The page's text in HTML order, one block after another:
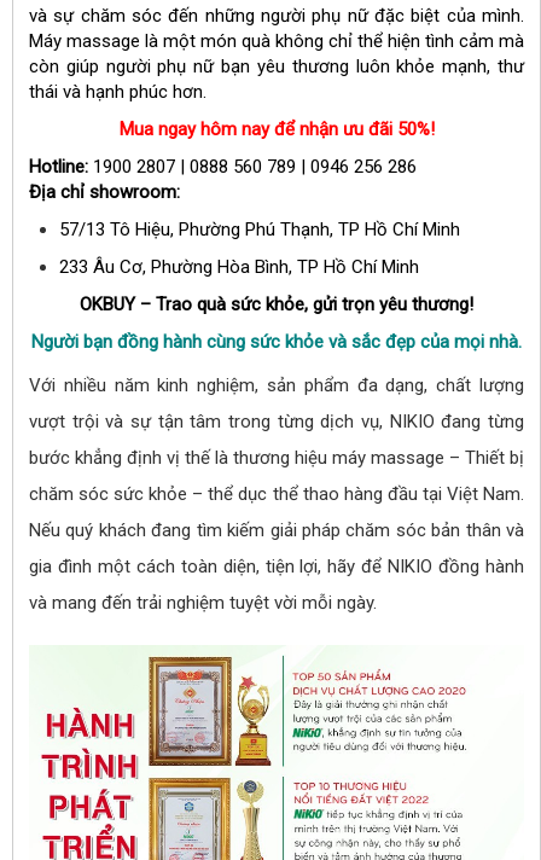
và sự chăm sóc đến những người phụ nữ đặc biệt của mình.
Máy massage là một món quà không chỉ thể hiện tình cảm mà
còn giúp người phụ nữ bạn yêu thương luôn khỏe mạnh, thư
thái và hạnh phúc hơn.
Mua ngay hôm nay để nhận ưu đãi 50%!
Hotline: 1900 2807 | 0888 560 789 | 0946 256 286
Địa chỉ showroom:
57/13 Tô Hiệu, Phường Phú Thạnh, TP Hồ Chí Minh
233 Âu Cơ, Phường Hòa Bình, TP Hồ Chí Minh
OKBUY – Trao quà sức khỏe, gửi trọn yêu thương!
Người bạn đồng hành cùng sức khỏe và sắc đẹp của mọi nhà.
Với nhiều năm kinh nghiệm, sản phẩm đa dạng, chất lượng
vượt trội và sự tận tâm trong từng dịch vụ, NIKIO đang từng
bước khẳng định vị thế là thương hiệu máy massage – Thiết bị
chăm sóc sức khỏe – thể dục thể thao hàng đầu tại Việt Nam.
Nếu quý khách đang tìm kiếm giải pháp chăm sóc bản thân và
gia đình một cách toàn diện, tiện lợi, hãy để NIKIO đồng hành
và mang đến trải nghiệm tuyệt vời mỗi ngày.